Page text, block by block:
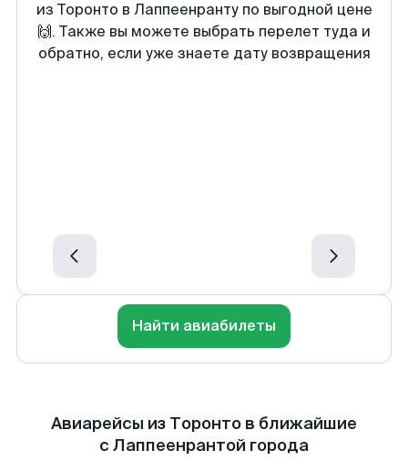
из Торонто в Лаппеенранту по выгодной цене
🙌. Также вы можете выбрать перелет туда и
обратно, если уже знаете дату возвращения
Найти авиабилеты
Авиарейсы из Торонто в ближайшие
с Лаппеенрантой города